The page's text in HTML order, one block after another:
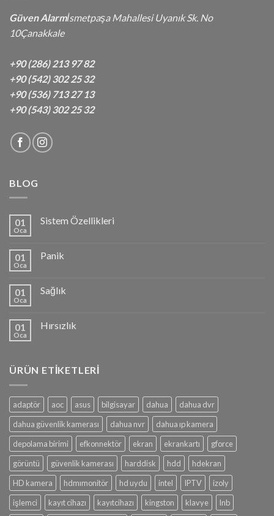
Güven Alarmİsmetpaşa Mahallesi Uyanık Sk. No
10Çanakkale
+90 (286) 213 97 82
+90 (542) 302 25 32
+90 (536) 713 27 13
+90 (543) 302 25 32
BLOG
01
Oca
Sistem Özellikleri
01
Oca
Panik
01
Oca
Sağlık
01
Oca
Hırsızlık
ÜRÜN ETIKETLERI
adaptör aoc asus bilgisayar dahua
dahua dvr
dahua güvenlik kamerası
dahua nvr
dahua ıp kamera
depolama birimi
efkonnektör ekran ekrankartı
gforce
görüntü
güvenlik kamerası harddisk hdd
hdekran
HD kamera
hdmımonitör hd uydu intel IPTV
izoly
işlemci
kayıt cihazı kayıtcihazı kingston klavye lnb